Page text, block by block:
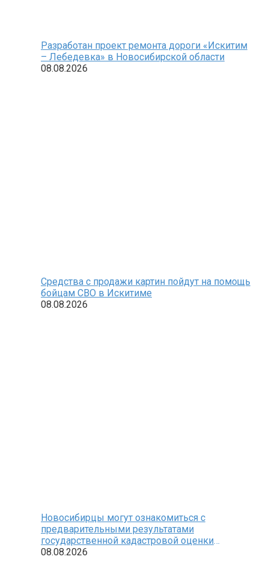
Разработан проект ремонта дороги «Искитим
– Лебедевка» в Новосибирской области
08.08.2026
Средства с продажи картин пойдут на помощь
бойцам СВО в Искитиме
08.08.2026
Новосибирцы могут ознакомиться с
предварительными результатами
государственной кадастровой оценки
земельных участков
08.08.2026